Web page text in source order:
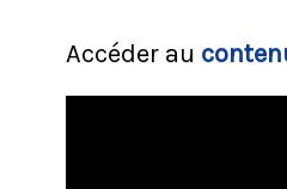
Accéder au